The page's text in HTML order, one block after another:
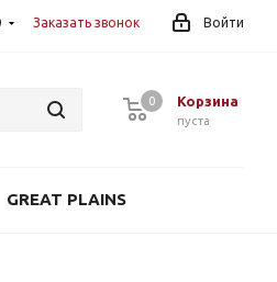
Войти
Заказать звонок
Корзина
0
пуста
0
GREAT PLAINS